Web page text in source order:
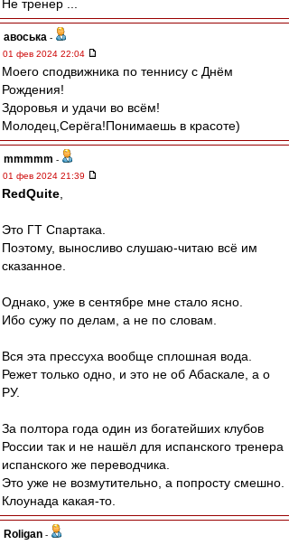
Не тренер ...
авоська -
01 фев 2024 22:04
Моего сподвижника по теннису с Днём
Рождения!
Здоровья и удачи во всём!
Молодец,Серёга!Понимаешь в красоте)
mmmmm -
01 фев 2024 21:39
RedQuite
Это ГТ Спартака.
Поэтому, выносливо слушаю-читаю всё им
сказанное.
Однако, уже в сентябре мне стало ясно.
Ибо сужу по делам, а не по словам.
Вся эта прессуха вообще сплошная вода.
Режет только одно, и это не об Абаскале, а о
РУ.
За полтора года один из богатейших клубов
России так и не нашёл для испанского тренера
испанского же переводчика.
Это уже не возмутительно, а попросту смешно.
Клоунада какая-то.
Roligan -